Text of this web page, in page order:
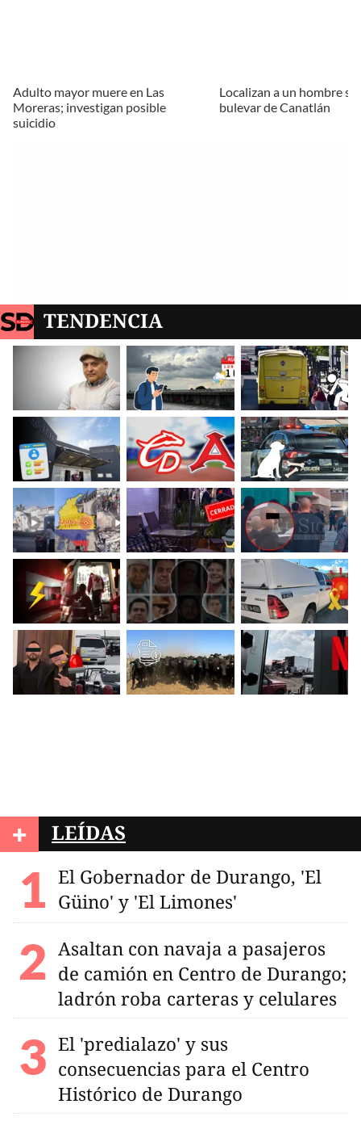
Adulto mayor muere en Las
Moreras; investigan posible
suicidio
Localizan a un hombre
bulevar de Canatlán
TENDENCIA
+ LEÍDAS
El Gobernador de Durango, 'El
Güino' y 'El Limones'
Asaltan con navaja a pasajeros
de camión en Centro de Durango;
ladrón roba carteras y celulares
El 'predialazo' y sus
consecuencias para el Centro
Histórico de Durango